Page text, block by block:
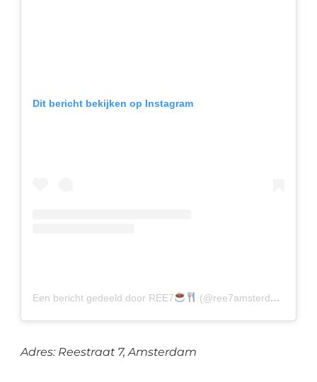
Dit bericht bekijken op Instagram
Een bericht gedeeld door REE7 (@ree7amsterdam)
Adres: Reestraat 7, Amsterdam